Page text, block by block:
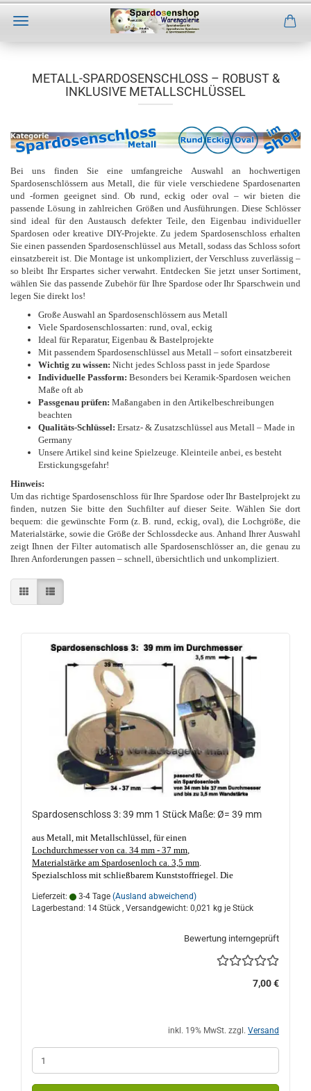
HauptinhaltMETALL-SPARDOSENSCHLOSS – ROBUST &
INKLUSIVE METALLSCHLÜSSEL
Bei uns finden Sie eine umfangreiche Auswahl an hochwertigen
Spardosenschlössern aus Metall, die für viele verschiedene Spardosenarten
und -formen geeignet sind. Ob rund, eckig oder oval – wir bieten die
passende Lösung in zahlreichen Größen und Ausführungen. Diese Schlösser
sind ideal für den Austausch defekter Teile, den Eigenbau individueller
Spardosen oder kreative DIY-Projekte. Zu jedem Spardosenschloss erhalten
Sie einen passenden Spardosenschlüssel aus Metall, sodass das Schloss sofort
einsatzbereit ist. Die Montage ist unkompliziert, der Verschluss zuverlässig –
so bleibt Ihr Erspartes sicher verwahrt. Entdecken Sie jetzt unser Sortiment,
wählen Sie das passende Zubehör für Ihre Spardose oder Ihr Sparschwein und
legen Sie direkt los!
Große Auswahl an Spardosenschlössern aus Metall
Viele Spardosenschlossarten: rund, oval, eckig
Ideal für Reparatur, Eigenbau & Bastelprojekte
Mit passendem Spardosenschlüssel aus Metall – sofort einsatzbereit
Wichtig zu wissen: Nicht jedes Schloss passt in jede Spardose
Individuelle Passform: Besonders bei Keramik-Spardosen weichen
Maße oft ab
Passgenau prüfen: Maßangaben in den Artikelbeschreibungen
beachten
Qualitäts-Schlüssel: Ersatz- & Zusatzschlüssel aus Metall – Made in
Germany
Unsere Artikel sind keine Spielzeuge. Kleinteile anbei, es besteht
Erstickungsgefahr!
Hinweis:
Um das richtige Spardosenschloss für Ihre Spardose oder Ihr Bastelprojekt zu
finden, nutzen Sie bitte den Suchfilter auf dieser Seite. Wählen Sie dort
bequem: die gewünschte Form (z. B. rund, eckig, oval), die Lochgröße, die
Materialstärke, sowie die Größe der Schlossdecke aus. Anhand Ihrer Auswahl
zeigt Ihnen der Filter automatisch alle Spardosenschlösser an, die genau zu
Ihren Anforderungen passen – schnell, übersichtlich und unkompliziert.
Spardosenschloss 3: 39 mm 1 Stück Maße: Ø= 39 mm
aus Metall, mit Metallschlüssel, für einen
Lochdurchmesser von ca. 34 mm - 37 mm,
Materialstärke am Spardosenloch ca. 3,5 mm.
Spezialschloss mit schließbarem Kunststoffriegel. Die
und Keramik Sparschweine und Spardosen. Made in Germany,
gute Qualität. Das Spardosenloch darf nicht kleiner als ca. 34 mm
sollte nicht dicker, oder dünner als ca. 3,5 mm sein!
Lieferzeit: 3-4 Tage (Ausland abweichend)
Lagerbestand: 14 Stück , Versandgewicht: 0,021 kg je Stück
Bewertung interngeprüft
7,00 €
inkl. 19% MwSt. zzgl. Versand